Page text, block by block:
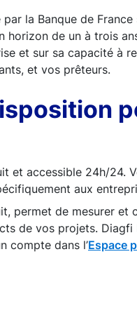
la Banque de France
horizon de un à trois
et sur sa capacité à
et vos prêteurs.
et accessible 24h/24.
aux
permet de mesurer et
de vos projets.
compte dans l’Espace